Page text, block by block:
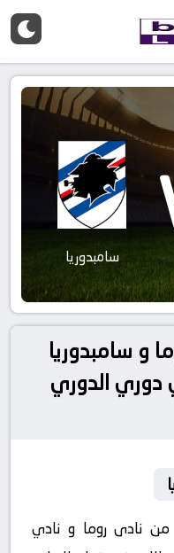
سامبدوريا
و سامبدوريا
2023-04-02 في دوري الدوري
2023-04-02 كلا من نادى روما و نادي